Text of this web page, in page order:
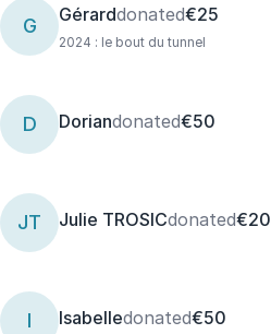
G Gérarddonated€25
2024 : le bout du tunnel
D Doriandonated€50
JT Julie TROSICdonated€20
I Isabelledonated€50